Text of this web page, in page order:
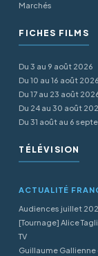
Marchés
FICHES FILMS
Du 3 au 9 août 2026
Du 10 au 16 août 2026
Du 17 au 23 août
Du 24 au 30 août
Du 31 août au 6
TÉLÉVISION
ACTUALITÉ
Audiences juillet
[Tournage] Alice
TV
Guillaume